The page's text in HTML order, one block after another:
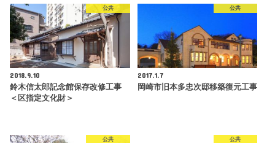
公共
2018.9.10
鈴木信太郎記念館保存改修工事
＜区指定文化財＞
公共
2017.1.7
岡崎市旧本多忠次邸移築復元工事
公共 公共